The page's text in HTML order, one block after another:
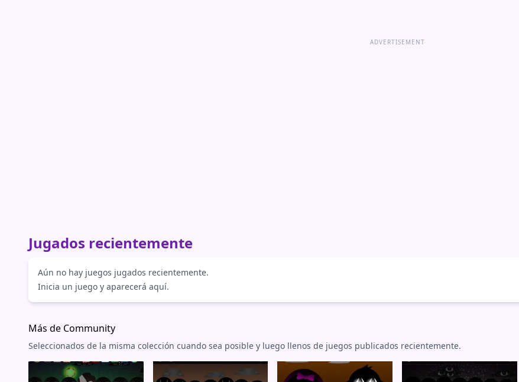
ADVERTISEMENT
Jugados recientemente
Aún no hay juegos jugados recientemente.
Inicia un juego y aparecerá aquí.
Más de Community
Seleccionados de la misma colección cuando sea posible y luego llenos de juegos publicados recientemente.